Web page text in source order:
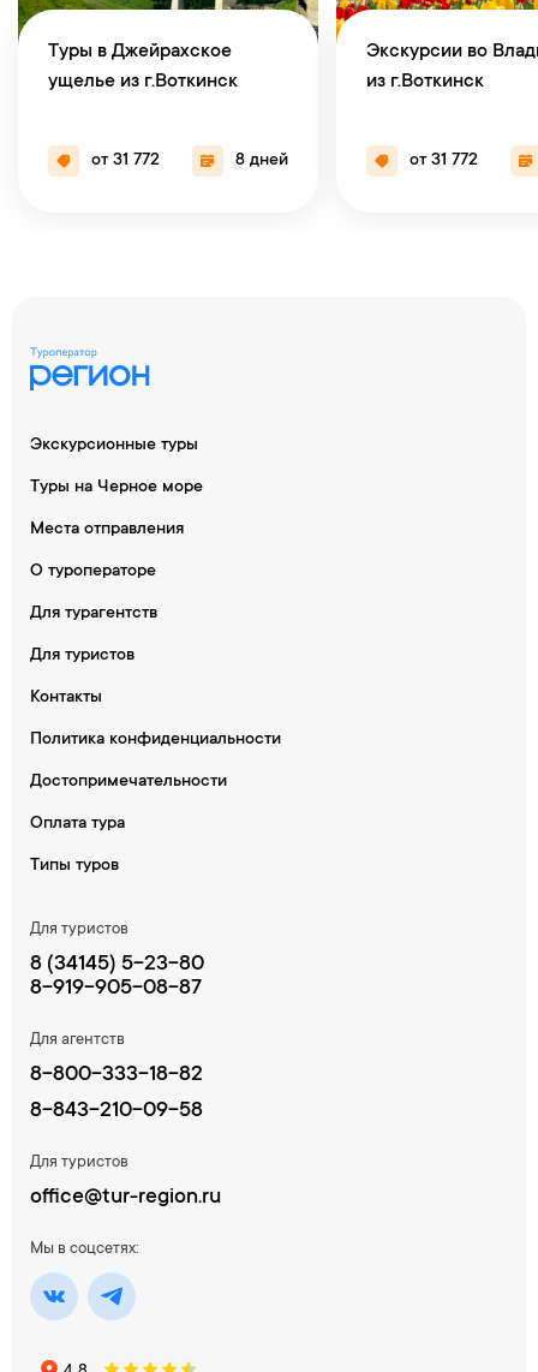
Туры в Джейрахское
ущелье из г.Воткинск
от 31 772 8 дней
Экскурсии во
из г.Воткинск
от 31 772
Экскурсионные туры
Туры на Черное море
Места отправления
О туроператоре
Для турагентств
Для туристов
Контакты
Политика конфиденциальности
Достопримечательности
Оплата тура
Типы туров
Для туристов
8 (34145) 5-23-80
8-919-905-08-87
Для агентств
8-800-333-18-82
8-843-210-09-58
Для туристов
office@tur-region.ru
Мы в соцсетях: